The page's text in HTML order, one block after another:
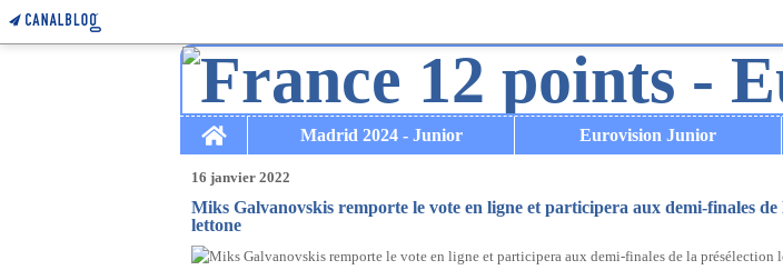
Home
Madrid 2024 - Junior Eurovision Junior
16 janvier 2022
Miks Galvanovskis remporte le vote en ligne et participera aux demi-finales de
lettone